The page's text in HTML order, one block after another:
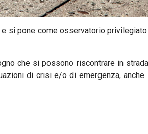
si pone come osservatorio
che si possono riscontrare in
di crisi e/o di emergenza, anche